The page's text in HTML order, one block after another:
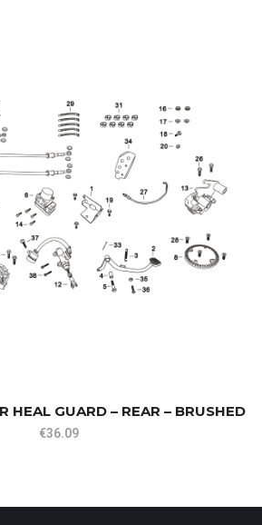
HEAL GUARD – REAR – BRUSHED
€36.09